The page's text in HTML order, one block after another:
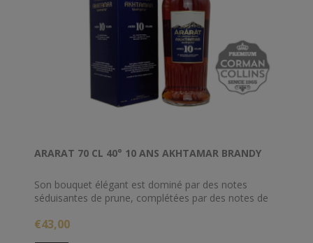
ARARAT 70 CL 40° 10 ANS AKHTAMAR BRANDY
Son bouquet élégant est dominé par des notes
séduisantes de prune, complétées par des notes de
€43,00